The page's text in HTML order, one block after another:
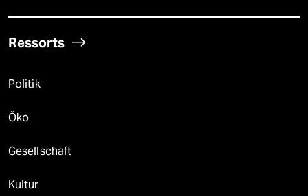
Ressorts
Politik
Öko
Gesellschaft
Kultur